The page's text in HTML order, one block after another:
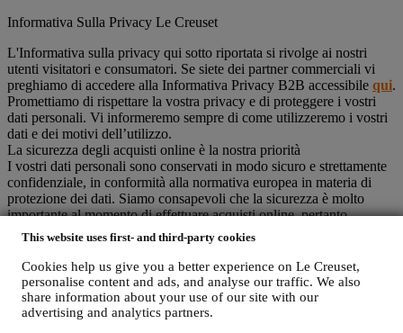
This website uses first- and third-party cookies
Cookies help us give you a better experience on Le Creuset,
personalise content and ads, and analyse our traffic. We also
share information about your use of our site with our
advertising and analytics partners.
Informativa Sulla Privacy Le Creuset
L'Informativa sulla privacy qui sotto riportata si rivolge ai nostri
utenti visitatori e consumatori. Se siete dei partner commerciali vi
preghiamo di accedere alla Informativa Privacy B2B accessibile qui.
Promettiamo di rispettare la vostra privacy e di proteggere i vostri
dati personali. Vi informeremo sempre di come utilizzeremo i vostri
dati e dei motivi dell’utilizzo.
La sicurezza degli acquisti online è la nostra priorità
I vostri dati personali sono conservati in modo sicuro e strettamente
confidenziale, in conformità alla normativa europea in materia di
protezione dei dati. Siamo consapevoli che la sicurezza è molto
importante al momento di effettuare acquisti online, pertanto
utilizziamo le tecnologie più avanzate per garantire che tutti i vostri
dati personali e i dettagli della vostra carta di credito siano
completamente protetti e restino interamente riservati.
Utilizziamo i dati per rendere i vostri acquisti semplici e
personalizzati.
Analizziamo in che modo gli utenti utilizzano il nostro sito web e i